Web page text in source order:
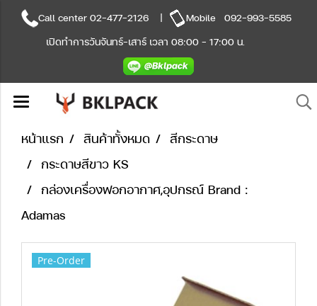
Call center 02-477-2126 | Mobile 092-993-5585
เปิดทำการวันจันทร์-เสาร์ เวลา 08:00 - 17:00 น.
หน้าแรก สินค้าทั้งหมด
สีกระดาษ
กระดาษสีขาว KS
กล่องเครื่องฟอกอากาศ,อุปกรณ์ Brand :
Adamas
Pre-Order